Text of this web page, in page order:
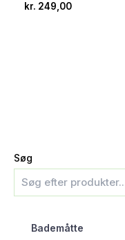
Søg
Bademåtte
kr. 249,00